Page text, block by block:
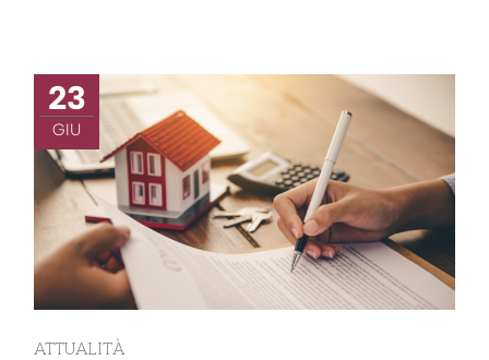
23
GIU
ATTUALITÀ